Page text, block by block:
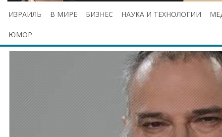
ИЗРАИЛЬ В МИРЕ БИЗНЕС НАУКА И ТЕХНОЛОГИИ
ЮМОР